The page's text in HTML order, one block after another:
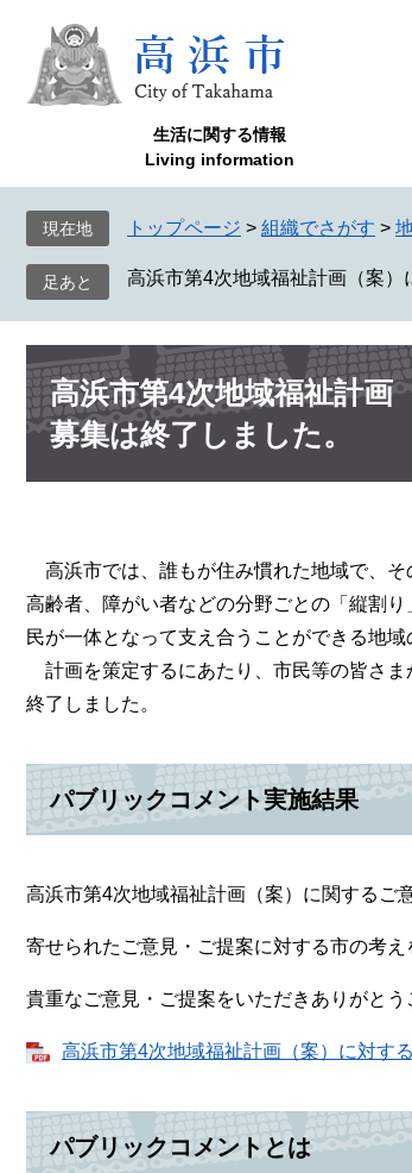
で
ば
へ
生活に関する情報
Living information
現在地 トップページ > 組織でさがす >
高浜市第4次地域福祉計画（案
本
文 高浜市第4次地域福祉計
募集は終了しました。
高浜市では、誰もが住み慣れた地域で、
高齢者、障がい者などの分野ごとの「縦割
民が一体となって支え合うことができる地
計画を策定するにあたり、市民等の皆さ
終了しました。
パブリックコメント実施結果
高浜市第4次地域福祉計画（案）に関するご
寄せられたご意見・ご提案に対する市の考
貴重なご意見・ご提案をいただきありがとう
高浜市第4次地域福祉計画（案）に対す
パブリックコメントとは